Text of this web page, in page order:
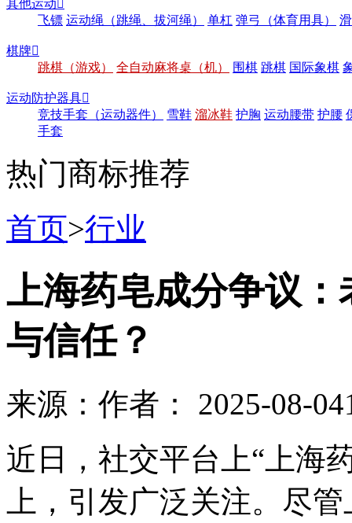
其他运动
飞镖 运动绳（跳绳、拔河绳） 单杠 弹弓（体育用具）
棋牌
跳棋（游戏）
全自动麻将桌（机） 围棋 跳棋 国际象棋
运动防护器具
竞技手套（运动器件）
雪鞋 溜冰鞋 护胸 运动腰带 护腰
手套
热门商标推荐
首页>行业
上海药皂成分争议
与信任？
来源： 作者： 2025-08-04
近日，社交平台上“上海
上，引发广泛关注。尽